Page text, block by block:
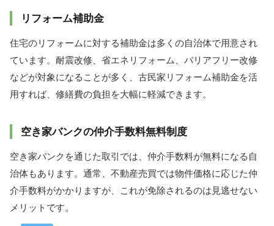
リフォーム補助金
住宅のリフォームに対する補助金は多くの自治体で用意され
ています。耐震改修、省エネリフォーム、バリアフリー改修
などが対象になることが多く、古民家リフォーム補助金を活
用すれば、修繕費の負担を大幅に軽減できます。
空き家バンクの仲介手数料無料制度
空き家バンクを通じた取引では、仲介手数料が無料になる自
治体もあります。通常、不動産売買では物件価格に応じた仲
介手数料がかかりますが、これが免除されるのは見逃せない
メリットです。